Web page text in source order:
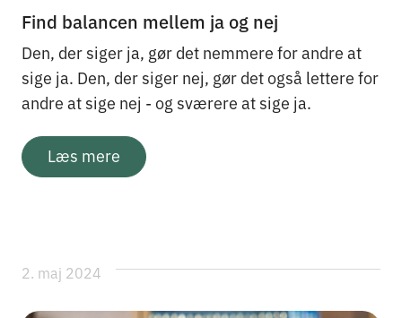
Find balancen mellem ja og nej
Den, der siger ja, gør det nemmere for andre at
sige ja. Den, der siger nej, gør det også lettere for
andre at sige nej - og sværere at sige ja.
Læs mere
2. maj 2024